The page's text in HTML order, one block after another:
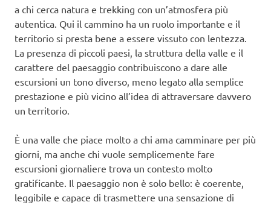
a chi cerca natura e trekking con un’atmosfera più
autentica. Qui il cammino ha un ruolo importante e il
territorio si presta bene a essere vissuto con lentezza.
La presenza di piccoli paesi, la struttura della valle e il
carattere del paesaggio contribuiscono a dare alle
escursioni un tono diverso, meno legato alla semplice
prestazione e più vicino all’idea di attraversare davvero
un territorio.
È una valle che piace molto a chi ama camminare per più
giorni, ma anche chi vuole semplicemente fare
escursioni giornaliere trova un contesto molto
gratificante. Il paesaggio non è solo bello: è coerente,
leggibile e capace di trasmettere una sensazione di